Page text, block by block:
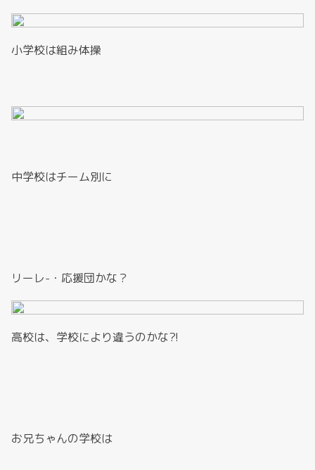
小学校は組み体操
中学校はチーム別に
リーレ-・応援団かな？
高校は、学校により違うのかな?!
お兄ちゃんの学校は